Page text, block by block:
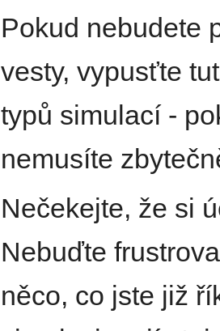
Pokud nebudete
vesty, vypusťte
typů simulací -
nemusíte
Nečekejte, že si
Nebuďte
něco, co jste již